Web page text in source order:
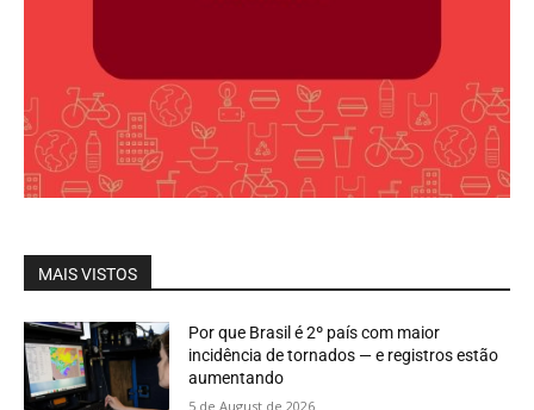
MAIS VISTOS
Por que Brasil é 2º país com maior
incidência de tornados — e registros estão
aumentando
5 de August de 2026